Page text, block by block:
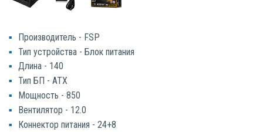
Производитель - FSP
Тип устройства - Блок питания
Длина - 140
Тип БП - ATX
Мощность - 850
Вентилятор - 12.0
Коннектор питания - 24+8